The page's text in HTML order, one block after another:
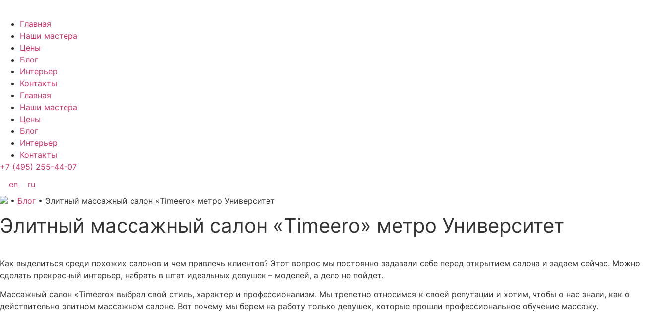
содержимому
Главная
Наши мастера
Цены
Блог
Интерьер
Контакты
Главная
Наши мастера
Цены
Блог
Интерьер
Контакты
+7 (495) 255-44-07
en
ru
• Блог • Элитный массажный салон «Timeero» метро Университет
Элитный массажный салон «Timeero» метро Университет
Как выделиться среди похожих салонов и чем привлечь клиентов? Этот вопрос мы постоянно задавали себе перед открытием салона и задаем сейчас. Можно
сделать прекрасный интерьер, набрать в штат идеальных девушек – моделей, а дело не пойдет.
Массажный салон «Timeero» выбрал свой стиль, характер и профессионализм. Мы трепетно относимся к своей репутации и хотим, чтобы о нас знали, как о
действительно элитном массажном салоне. Вот почему мы берем на работу только девушек, которые прошли профессиональное обучение массажу.